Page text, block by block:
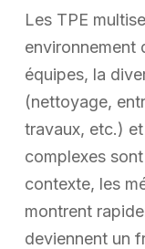
Les TPE
environnement
équipes, la
(nettoyage,
travaux, etc.)
complexes
contexte, les
montrent
deviennent un